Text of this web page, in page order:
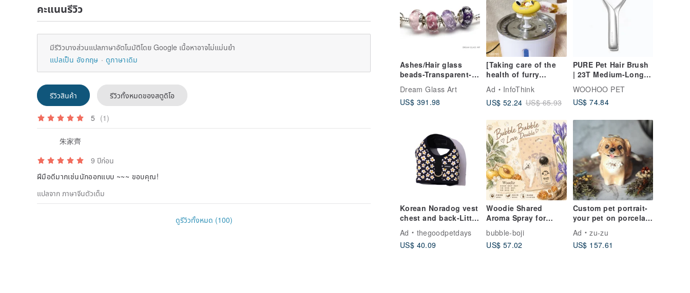
Ashes/Hair glass
beads-Transparent-
Dream pink-Unit
price*Customized
Dream Glass Art
US$ 391.98
[Taking care of the
health of furry
children] Snoopy
series pet water
dispenser
Ad
InfoThink
US$ 52.24 US$ 65.93
PURE Pet Hair Brush
| 23T Medium-Long
Hair Dog Exclusive -
Frosted Gray
WOOHOO PET
US$ 74.84
Korean Noradog vest
chest and back-Little
Ad
thegoodpetdays
US$ 40.09
Woodie Shared
Aroma Spray for
bubble-boji
US$ 57.02
Custom pet portrait-
your pet on porcelain
cat, bunny
Ad
zu-zu
US$ 157.61
คะแนนรีวิว
มีรีวิวบางส่วนแปลภาษาอัตโนมัติโดย Google เนื้อหาอาจไม่แม่นยำ
แปลเป็น อังกฤษ
ดูภาษาเดิม
รีวิวสินค้า รีวิวทั้งหมดของสตูดิโอ
5 (1)
朱家齊
9 ปีก่อน
ฝีมือดีมากเช่นนักออกแบบ ~~~ ขอบคุณ!
แปลจาก ภาษาจีนตัวเต็ม
ดูรีวิวทั้งหมด (100)